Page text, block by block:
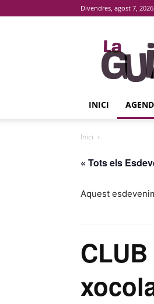
Divendres, agost 7, 2026
INICI
Inici
« Tots els
Aquest